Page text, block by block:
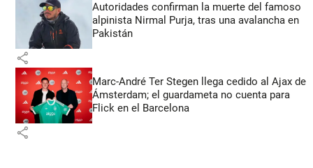
Autoridades confirman la muerte del famoso
alpinista Nirmal Purja, tras una avalancha en
Pakistán
share
Marc-André Ter Stegen llega cedido al Ajax de
Ámsterdam; el guardameta no cuenta para
Flick en el Barcelona
share